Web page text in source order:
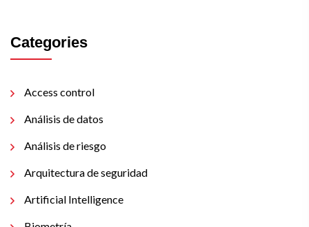
Categories
Access control
Análisis de datos
Análisis de riesgo
Arquitectura de seguridad
Artificial Intelligence